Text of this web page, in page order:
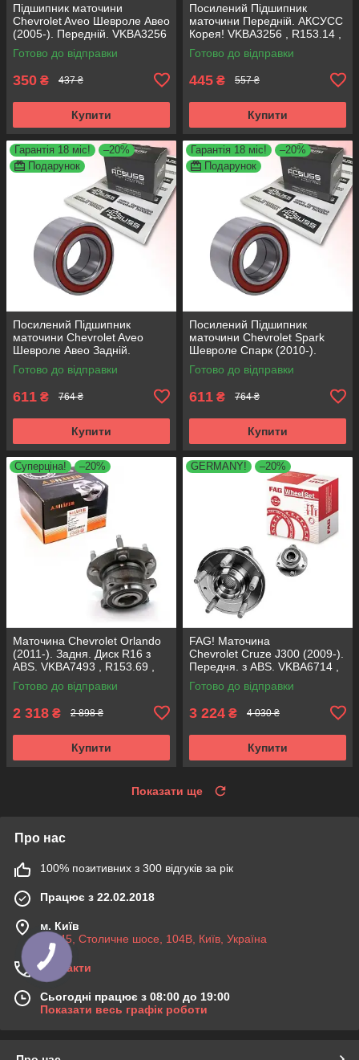
Підшипник маточини
Chevrolet Aveo Шевроле Авео
(2005-). Передній. VKBA3256
, R153.14 , 713644160
SHAFER Австрія
Готово до відправки
350 ₴ 437 ₴
Купити
Посилений Підшипник
маточини Передній. АКСУСС
Корея! VKBA3256 , R153.14 ,
713644160
Готово до відправки
445 ₴ 557 ₴
Купити
Гарантія 18 міс!
–20%
Подарунок
Посилений Підшипник
маточини Chevrolet Aveo
Шевроле Авео Задній.
АКСУСС Корея! VKBA3525 ,
R155.89 , 713630300
Готово до відправки
611 ₴ 764 ₴
Купити
Гарантія 18 міс!
–20%
Подарунок
Посилений Підшипник
маточини Chevrolet Spark
Шевроле Спарк (2010-).
Задній. АКСУСС Корея!
VKBA3525 , R155.89 ,
Готово до відправки
611 ₴ 764 ₴
Купити
Суперціна! –20%
Маточина Chevrolet Orlando
(2011-). Задня. Диск R16 з
ABS. VKBA7493 , R153.69 ,
713645020 SHAFER Австрія
Готово до відправки
2 318 ₴ 2 898 ₴
Купити
GERMANY! –20%
FAG! Маточина
Chevrolet Cruze J300 (2009-).
Передня. з ABS. VKBA6714 ,
R153.66 , 713644910
Німеччина!
Готово до відправки
3 224 ₴ 4 030 ₴
Купити
Показати ще
Про нас
100% позитивних з 300 відгуків за рік
Працює з 22.02.2018
м. Київ
03045, Столичне шосе, 104B, Київ, Україна
Контакти
Сьогодні працює з 08:00 до 19:00
Показати весь графік роботи